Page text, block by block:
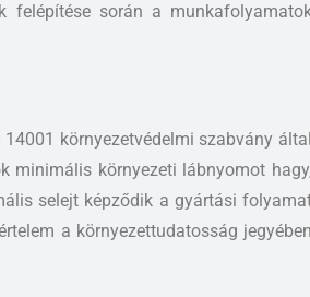
felépítése során a
környezetvédelmi szabvány által
minimális környezeti lábnyomot
selejt képződik a gyártási
a környezettudatosság jegyében